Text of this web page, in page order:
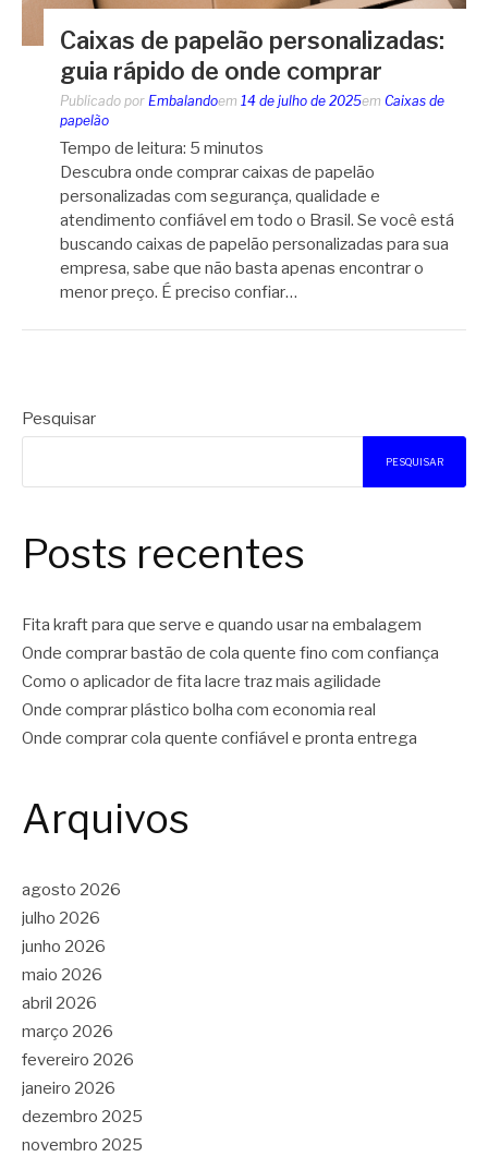
Caixas de papelão personalizadas:
guia rápido de onde comprar
Publicado por Embalandoem 14 de julho de 2025em Caixas de
papelão
Tempo de leitura: 5 minutos
Descubra onde comprar caixas de papelão
personalizadas com segurança, qualidade e
atendimento confiável em todo o Brasil. Se você está
buscando caixas de papelão personalizadas para sua
empresa, sabe que não basta apenas encontrar o
menor preço. É preciso confiar…
Pesquisar
PESQUISAR
Posts recentes
Fita kraft para que serve e quando usar na embalagem
Onde comprar bastão de cola quente fino com confiança
Como o aplicador de fita lacre traz mais agilidade
Onde comprar plástico bolha com economia real
Onde comprar cola quente confiável e pronta entrega
Arquivos
agosto 2026
julho 2026
junho 2026
maio 2026
abril 2026
março 2026
fevereiro 2026
janeiro 2026
dezembro 2025
novembro 2025